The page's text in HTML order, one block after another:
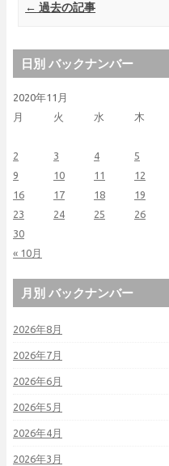
Post navigation
← 過去の記事
日別 バックナンバー
2020年11月
月
火 水 木
« 10月
2
3 4 5
9
10 11 12
16
17 18 19
23
24 25 26
30
月別 バックナンバー
2026年8月
2026年7月
2026年6月
2026年5月
2026年4月
2026年3月